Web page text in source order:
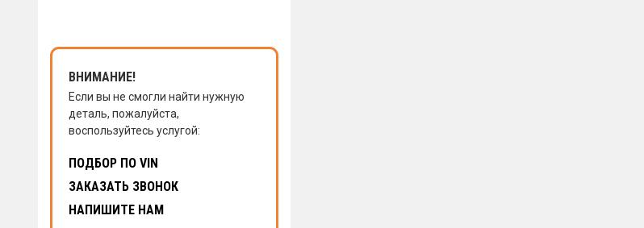
ЗАКАЗАТЬ ЗВОНОК
ВНИМАНИЕ!
Если вы не смогли найти нужную
деталь, пожалуйста,
воспользуйтесь услугой:
ПОДБОР ПО VIN
ЗАКАЗАТЬ ЗВОНОК
НАПИШИТЕ НАМ